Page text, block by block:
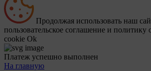
Продолжая использовать наш
пользовательское соглашение и политику
cookie Ok
Платеж успешно выполнен
На главную